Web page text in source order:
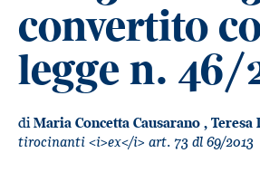
convertito
legge n. 46/
diMaria Concetta Causarano , Teresa
tirocinanti <i>ex</i> art. 73 dl 69/2013